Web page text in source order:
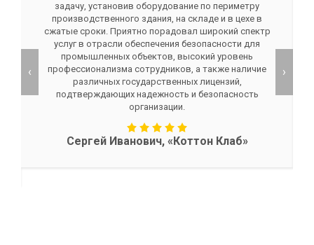
задачу, установив оборудование по периметру
производственного здания, на складе и в цехе в
сжатые сроки. Приятно порадовал широкий спектр
услуг в отрасли обеспечения безопасности для
промышленных объектов, высокий уровень
профессионализма сотрудников, а также наличие
различных государственных лицензий,
подтверждающих надежность и безопасность
организации.
Сергей Иванович, «Коттон Клаб»
‹ ›